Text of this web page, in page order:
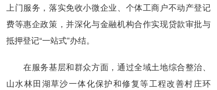
上门服务，落实免收小微企业、个体工商户不动产登记
费等惠企政策，并深化与金融机构合作实现贷款审批与
抵押登记“一站式”办结。
在服务基层和群众方面，通过全域土地综合整治、
山水林田湖草沙一体化保护和修复等工程改善村庄环